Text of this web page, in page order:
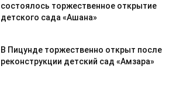
состоялось торжественное открытие
детского сада «Ашана»
В Пицунде торжественно открыт после
реконструкции детский сад «Амзара»